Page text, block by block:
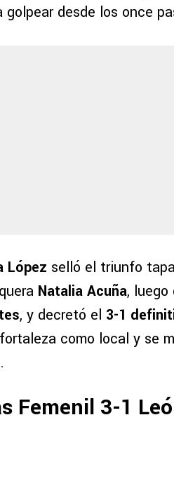
desde los once
López selló el triunfo
Natalia Acuña, luego
, y decretó el 3-1
como local y se
Femenil 3-1